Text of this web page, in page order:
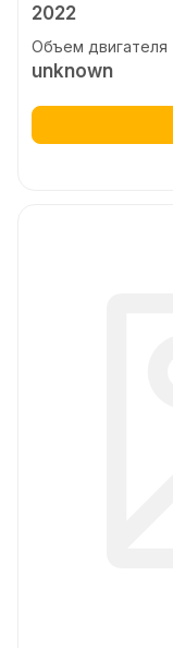
2022
Объем двигателя
unknown